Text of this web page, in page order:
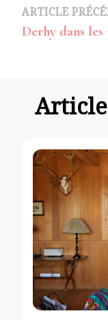
ARTICLE
Derhy dans les